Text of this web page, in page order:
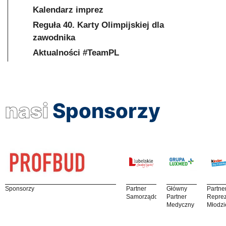
Kalendarz imprez
Reguła 40. Karty Olimpijskiej dla
zawodnika
Aktualności #TeamPL
nasi Sponsorzy
Sponsorzy
Partner
Samorządowy
Główny
Partner
Medyczny